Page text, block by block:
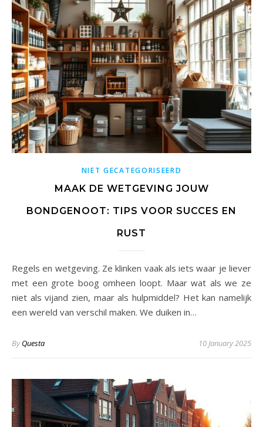
NIET GECATEGORISEERD
MAAK DE WETGEVING JOUW
BONDGENOOT: TIPS VOOR SUCCES EN
RUST
Regels en wetgeving. Ze klinken vaak als iets waar je liever
met een grote boog omheen loopt. Maar wat als we ze
niet als vijand zien, maar als hulpmiddel? Het kan namelijk
een wereld van verschil maken. We duiken in…
ByQuesta 10 January 2025